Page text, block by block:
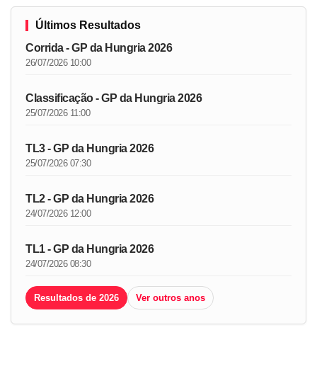
Últimos Resultados
Corrida - GP da Hungria 2026
26/07/2026 10:00
Classificação - GP da Hungria 2026
25/07/2026 11:00
TL3 - GP da Hungria 2026
25/07/2026 07:30
TL2 - GP da Hungria 2026
24/07/2026 12:00
TL1 - GP da Hungria 2026
24/07/2026 08:30
Resultados de 2026 Ver outros anos